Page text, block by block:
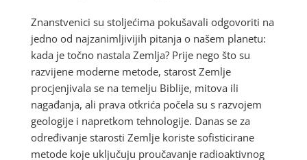
Znanstvenici su stoljećima pokušavali odgovoriti na
jedno od najzanimljivijih pitanja o našem planetu:
kada je točno nastala Zemlja? Prije nego što su
razvijene moderne metode, starost Zemlje
procjenjivala se na temelju Biblije, mitova ili
nagađanja, ali prava otkrića počela su s razvojem
geologije i napretkom tehnologije. Danas se za
određivanje starosti Zemlje koriste sofisticirane
metode koje uključuju proučavanje radioaktivnog